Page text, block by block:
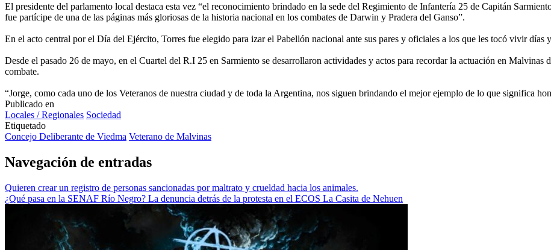
El presidente del parlamento local destaca esta vez “el reconocimiento brindado en la sede del Regimiento de Infantería 25 de Capitán
fue partícipe de una de las páginas más gloriosas de la historia nacional en los combates de Darwin y Pradera del Ganso”.
En el acto central por el Día del Ejército, Torres fue elegido para izar el Pabellón nacional ante sus pares y oficiales a los que les tocó vivir días
Desde el pasado 26 de mayo, en el Cuartel del R.I 25 en Sarmiento se desarrollaron actividades y actos para recordar la actuación en
combate.
“Jorge, como cada uno de los Veteranos de nuestra ciudad y de toda la Argentina, nos siguen brindando el mejor ejemplo de lo que significa
Publicado en
Locales / Regionales Sociedad
Etiquetado
Concejo Deliberante de Viedma Veterano de Malvinas
Navegación de entradas
Quieren crear un registro de personas sancionadas por maltrato y crueldad hacia los animales.
¿Qué pasa en la SENAF Río Negro? La denuncia detrás de la protesta en el ECOS La Casita de Nehuen